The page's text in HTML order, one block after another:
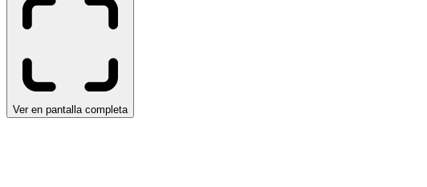
Ver en pantalla completa